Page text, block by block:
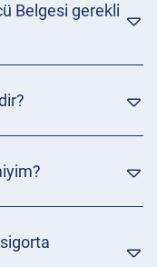
Belgesi gerekli